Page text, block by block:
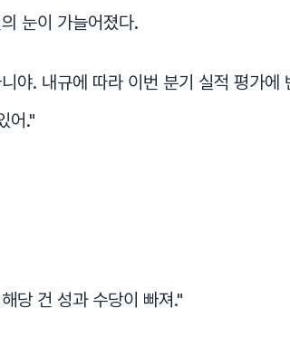
눈이 가늘어졌다.
야. 내규에 따라 이번 분기 실적 평가에
어."
당 건 성과 수당이 빠져."